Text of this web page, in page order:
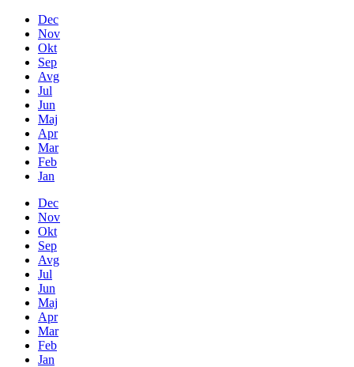
Dec
Nov
Okt
Sep
Avg
Jul
Jun
Maj
Apr
Mar
Feb
Jan
Dec
Nov
Okt
Sep
Avg
Jul
Jun
Maj
Apr
Mar
Feb
Jan